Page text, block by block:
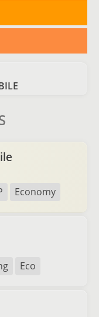
Economy
Eco